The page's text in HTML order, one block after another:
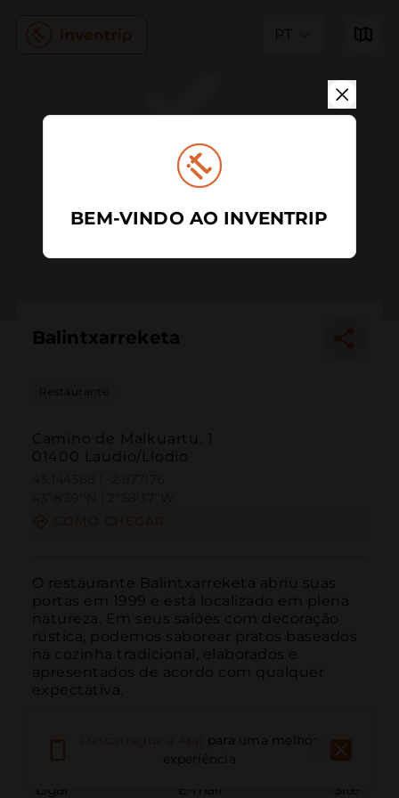
PT
Balintxarreketa
Restaurante
Camino de Malkuartu, 1
01400 Laudio/Llodio
O restaurante Balintxarreketa abriu suas
portas em 1999 e está localizado em plena
natureza. Em seus salões com decoração
rústica, podemos saborear pratos baseados
na cozinha tradicional, elaborados e
apresentados de acordo com qualquer
expectativa.
Ligar E-mail Site
para uma melhor
experiência
BEM-VINDO AO INVENTRIP